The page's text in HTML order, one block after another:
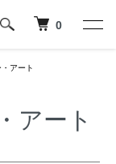
0
アート
アート